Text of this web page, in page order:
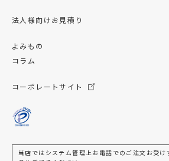
法人様向けお見積り
よみもの
コラム
コーポレートサイト
当店ではシステム管理上お電話でのご注文お受け